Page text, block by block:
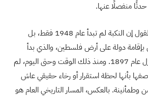
منفصلًا عنها.
ومن هذا المنظور، يمكن القول إن النكبة لم تبدأ عام 1948 فقط، بل
بإقامة دولة على أرض فلسطين، والذي بدأ
بشكل واضح مع مؤتمر بازل عام 1897. ومنذ ذلك الوقت وحتى اليوم، لم
بأنها لحظة استقرار أو رخاء حقيقي عاش
وطمأنينة. بالعكس، المسار التاريخي العام هو